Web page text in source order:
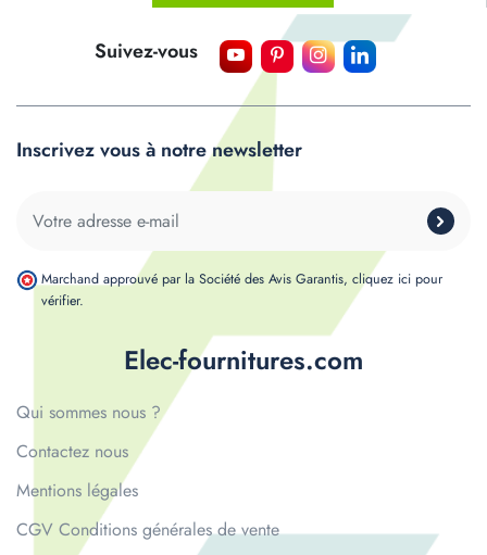
Elec-fournitures.com
Qui sommes nous ?
Contactez nous
Mentions légales
CGV Conditions générales de vente
Suivez-vous
Inscrivez vous à notre newsletter
Marchand approuvé par la Société des Avis Garantis, cliquez ici pour
vérifier.